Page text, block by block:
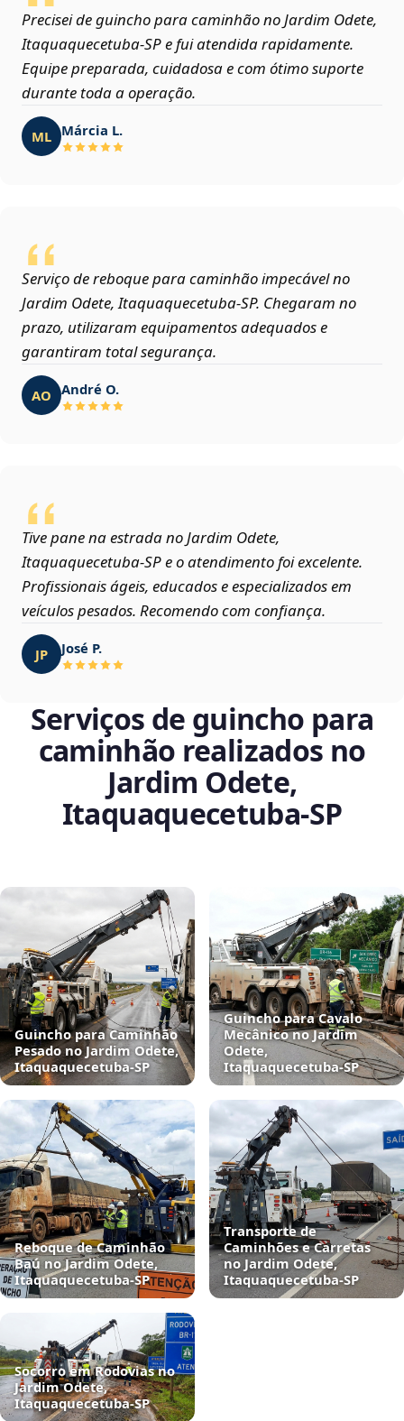
Precisei de guincho para caminhão no Jardim Odete,
Itaquaquecetuba‑SP e fui atendida rapidamente.
Equipe preparada, cuidadosa e com ótimo suporte
durante toda a operação.
ML Márcia L.
Serviço de reboque para caminhão impecável no
Jardim Odete, Itaquaquecetuba‑SP. Chegaram no
prazo, utilizaram equipamentos adequados e
garantiram total segurança.
AO André O.
Tive pane na estrada no Jardim Odete,
Itaquaquecetuba‑SP e o atendimento foi excelente.
Profissionais ágeis, educados e especializados em
veículos pesados. Recomendo com confiança.
JP José P.
Serviços de guincho para
caminhão realizados no
Jardim Odete,
Itaquaquecetuba‑SP
Guincho para Caminhão
Pesado no Jardim Odete,
Itaquaquecetuba‑SP
Guincho para Cavalo
Mecânico no Jardim
Odete,
Itaquaquecetuba‑SP
Reboque de Caminhão
Baú no Jardim Odete,
Itaquaquecetuba‑SP
Transporte de
Caminhões e Carretas
no Jardim Odete,
Itaquaquecetuba‑SP
Socorro em Rodovias no
Jardim Odete,
Itaquaquecetuba‑SP